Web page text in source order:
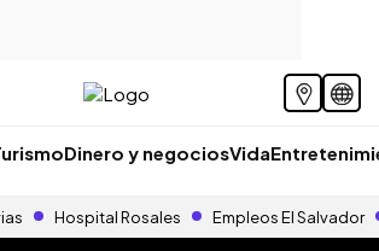
Dinero y negociosVida
Hospital Rosales Empleos El Salvador